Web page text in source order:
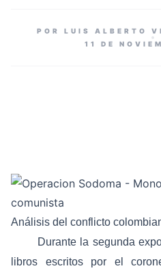
POR LUIS ALBERTO
11 DE
Análisis del conflicto
Durante la segunda
libros escritos por el